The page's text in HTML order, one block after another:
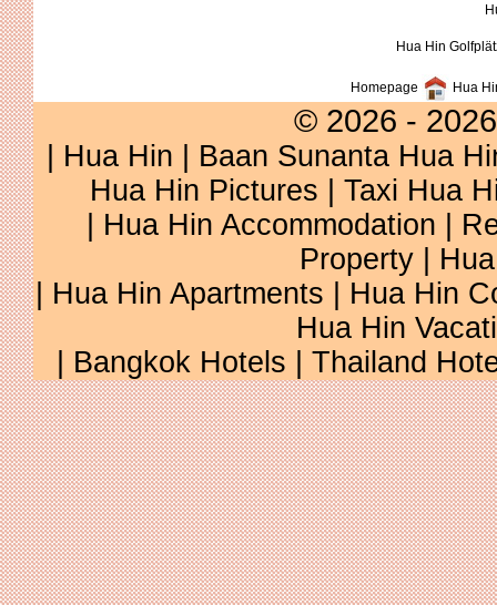
Hua Hin
Homepage Hua
© 2026 -
Hua Hin
Baan Sunanta Hua
Hua Hin Pictures
Taxi Hua
Hua Hin Accommodation
Property
Hua Hin Apartments
Hua Hin
Hua Hin
Bangkok Hotels Thailand